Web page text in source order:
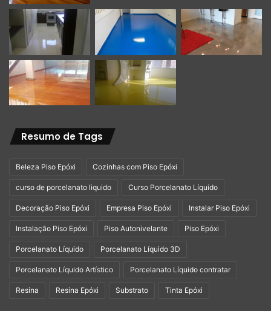
Resumo de Tags
Beleza Piso Epóxi Cozinhas com Piso Epóxi
curso de porcelanato liquido Curso Porcelanato Líquido
Decoração Piso Epóxi Empresa Piso Epóxi Instalar Piso Epóxi
Instalação Piso Epóxi Piso Autonivelante Piso Epóxi
Porcelanato Líquido Porcelanato Líquido 3D
Porcelanato Líquido Artístico Porcelanato Líquido contratar
Resina Resina Epóxi Substrato Tinta Epóxi